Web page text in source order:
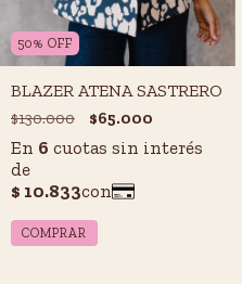
50% OFF
BLAZER ATENA SASTRERO
$130.000 $65.000
COMPRAR